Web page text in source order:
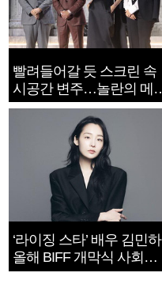
빨려들어갈 듯 스크린 속
시공간 변주…놀란의 메
지는 ‘전쟁 속죄’
‘라이징 스타’ 배우 김민
올해 BIFF 개막식 사회자
확정